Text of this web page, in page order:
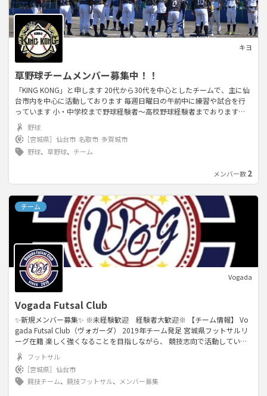
キヨ
草野球チームメンバー募集中！！
「KING KONG」と申します 20代から30代を中心としたチームで、主に仙
台市内を中心に活動しております 毎週日曜日の午前中に練習や試合を行
っています 小・中学校まで野球経験者〜高校野球経験者までおります
が、チームレベルは1~2程度です 勝つことよりも、全力で楽しむことを重
視しています この度、メンバーの転勤などで人数が不足していますの
で、メンバーを募集します 野球をやりたいけど、やる場所やチームがな
い！という方、お気軽に連絡お待ちしています また、移動手段がなくて
したので、新しい方でも入りやすいかと思います。 まだまだ募集しており
ますので、是非お気軽に連絡ください
野球
［宮城県］ 仙台市 名取市 多賀城市
野球、 草野球、 チーム
メンバー数2
チーム
Vogada
Vogada Futsal Club
✨新規メンバー募集✨ ※未経験歓迎 経験者大歓迎※ 【チーム情報】 Vo
gada Futsal Club（ヴォガーダ） 2019年チーム発足 宮城県フットサルリ
ーグ在籍 楽しく強くなることを目指しながら、 競技志向で活動していま
す。 【活動日時】 毎週土曜日 21:00〜23:00 場所 リベラ鶴巻（または
ベルサンピア泉） メンバーは学生〜40代まで年齢幅広く在籍（15名程
度） 経験が浅いチームですが、フットサルに情熱を持って取り組んでい
ます。 現在チームを探しているあなた！ 競技フットサルを始めてみたい
フットサル
［宮城県］ 仙台市
競技チーム、 競技フットサル、 メンバー募集